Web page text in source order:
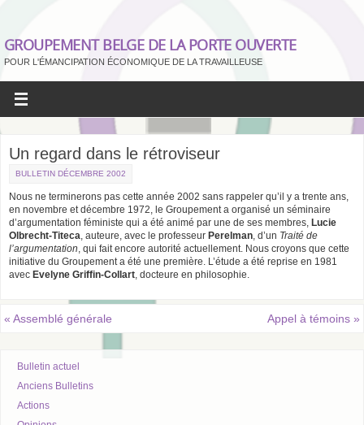
GROUPEMENT BELGE DE LA PORTE OUVERTE
POUR L'ÉMANCIPATION ÉCONOMIQUE DE LA TRAVAILLEUSE
Un regard dans le rétroviseur
BULLETIN DÉCEMBRE 2002
Nous ne terminerons pas cette année 2002 sans rappeler qu’il y a trente ans,
en novembre et décembre 1972, le Groupement a organisé un séminaire
d’argumentation féministe qui a été animé par une de ses membres, Lucie
Olbrecht-Titeca, auteure, avec le professeur Perelman, d’un Traité de
l’argumentation, qui fait encore autorité actuellement. Nous croyons que cette
initiative du Groupement a été une première. L’étude a été reprise en 1981
avec Evelyne Griffin-Collart, docteure en philosophie.
« Assemblé générale Appel à témoins »
Bulletin actuel
Anciens Bulletins
Actions